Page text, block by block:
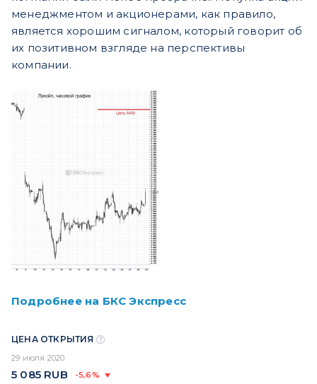
менеджментом и акционерами, как правило,
является хорошим сигналом, который говорит об
их позитивном взгляде на перспективы
компании.
Подробнее на БКС Экспресс
ЦЕНА ОТКРЫТИЯ
29 июля 2020
5 085 RUB -5,6%